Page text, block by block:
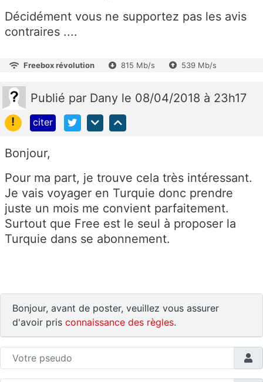
Décidément vous ne supportez pas les avis
contraires ....
Freebox révolution 815 Mb/s 539 Mb/s
Publié par Dany le 08/04/2018 à 23h17
!
citer
Bonjour,
Pour ma part, je trouve cela très intéressant.
Je vais voyager en Turquie donc prendre
juste un mois me convient parfaitement.
Surtout que Free est le seul à proposer la
Turquie dans se abonnement.
Bonjour, avant de poster, veuillez vous assurer
d'avoir pris connaissance des règles.